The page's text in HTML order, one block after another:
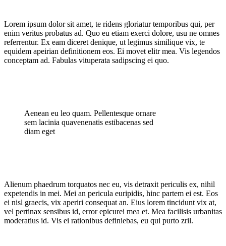
Lorem ipsum dolor sit amet, te ridens gloriatur temporibus qui, per
enim veritus probatus ad. Quo eu etiam exerci dolore, usu ne omnes
referrentur. Ex eam diceret denique, ut legimus similique vix, te
equidem apeirian definitionem eos. Ei movet elitr mea. Vis legendos
conceptam ad. Fabulas vituperata sadipscing ei quo.
Aenean eu leo quam. Pellentesque ornare
sem lacinia quavenenatis estibacenas sed
diam eget
Alienum phaedrum torquatos nec eu, vis detraxit periculis ex, nihil
expetendis in mei. Mei an pericula euripidis, hinc partem ei est. Eos
ei nisl graecis, vix aperiri consequat an. Eius lorem tincidunt vix at,
vel pertinax sensibus id, error epicurei mea et. Mea facilisis urbanitas
moderatius id. Vis ei rationibus definiebas, eu qui purto zril.